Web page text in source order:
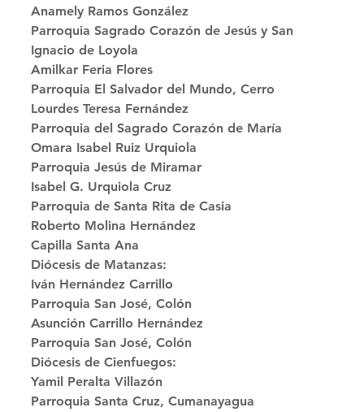
Anamely Ramos González
Parroquia Sagrado Corazón de Jesús y San
Ignacio de Loyola
Amilkar Feria Flores
Parroquia El Salvador del Mundo, Cerro
Lourdes Teresa Fernández
Parroquia del Sagrado Corazón de María
Omara Isabel Ruiz Urquiola
Parroquia Jesús de Miramar
Isabel G. Urquiola Cruz
Parroquia de Santa Rita de Casia
Roberto Molina Hernández
Capilla Santa Ana
Diócesis de Matanzas:
Iván Hernández Carrillo
Parroquia San José, Colón
Asunción Carrillo Hernández
Parroquia San José, Colón
Diócesis de Cienfuegos:
Yamil Peralta Villazón
Parroquia Santa Cruz, Cumanayagua